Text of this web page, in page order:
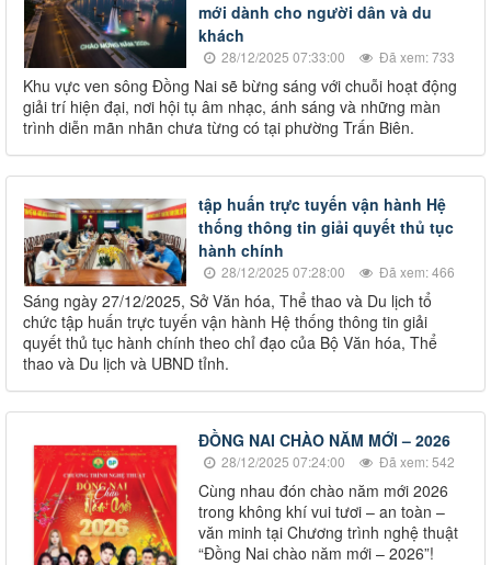
mới dành cho người dân và du
khách
28/12/2025 07:33:00 Đã xem: 733
Khu vực ven sông Đồng Nai sẽ bừng sáng với chuỗi hoạt động
giải trí hiện đại, nơi hội tụ âm nhạc, ánh sáng và những màn
trình diễn mãn nhãn chưa từng có tại phường Trấn Biên.
tập huấn trực tuyến vận hành Hệ
thống thông tin giải quyết thủ tục
hành chính
28/12/2025 07:28:00 Đã xem: 466
Sáng ngày 27/12/2025, Sở Văn hóa, Thể thao và Du lịch tổ
chức tập huấn trực tuyến vận hành Hệ thống thông tin giải
quyết thủ tục hành chính theo chỉ đạo của Bộ Văn hóa, Thể
thao và Du lịch và UBND tỉnh.
ĐỒNG NAI CHÀO NĂM MỚI – 2026
28/12/2025 07:24:00 Đã xem: 542
Cùng nhau đón chào năm mới 2026
trong không khí vui tươi – an toàn –
văn minh tại Chương trình nghệ thuật
“Đồng Nai chào năm mới – 2026”!